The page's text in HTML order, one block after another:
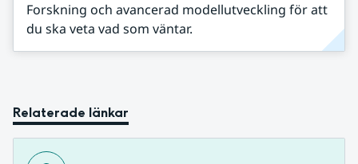
Forskning och avancerad modellutveckling för att
du ska veta vad som väntar.
Relaterade länkar